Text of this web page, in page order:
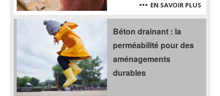
EN SAVOIR PLUS
Béton drainant : la
perméabilité pour des
aménagements
durables